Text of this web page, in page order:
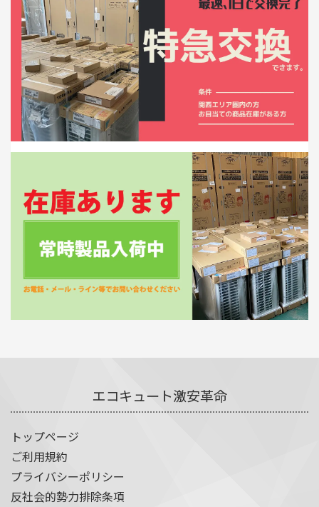
エコキュート激安革命
トップページ
ご利用規約
プライバシーポリシー
反社会的勢力排除条項